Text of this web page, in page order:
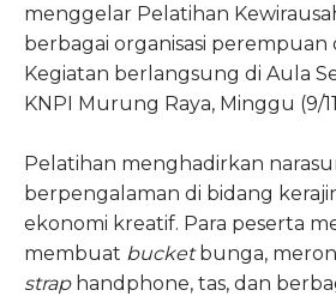
menggelar Pelatihan
berbagai organisasi
Kegiatan berlangsung di Aula
KNPI Murung Raya, Minggu (9/
Pelatihan menghadirkan
berpengalaman di bidang
ekonomi kreatif. Para peserta
membuat bucketbunga,
straphandphone, tas, dan